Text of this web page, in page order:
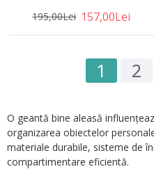
157,00Lei
195,00Lei
1 2
O geantă bine aleasă
organizarea obiectelor
materiale durabile, sisteme de
compartimentare eficientă.